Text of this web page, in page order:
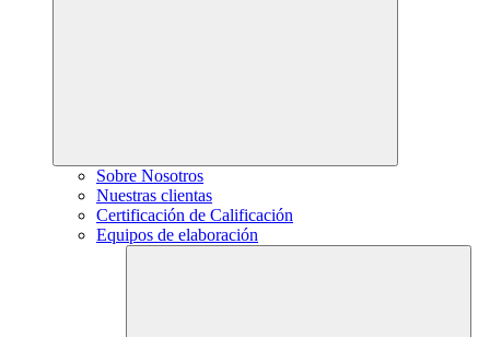
Sobre Nosotros
Nuestras clientas
Certificación de Calificación
Equipos de elaboración